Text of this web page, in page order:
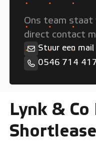
Persoonlijk
Ons team staat
direct contact
Stuur een mail
0546 714
Lynk & Co
Shortlease